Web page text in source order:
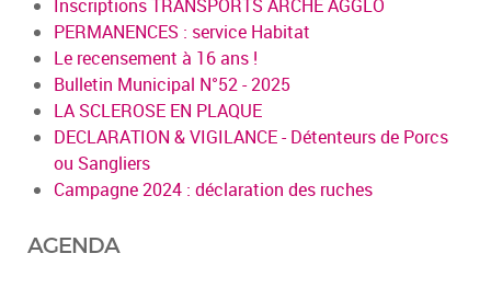
Inscriptions TRANSPORTS ARCHE AGGLO
PERMANENCES : service Habitat
Le recensement à 16 ans !
Bulletin Municipal N°52 - 2025
LA SCLEROSE EN PLAQUE
DECLARATION & VIGILANCE - Détenteurs de Porcs
ou Sangliers
Campagne 2024 : déclaration des ruches
AGENDA